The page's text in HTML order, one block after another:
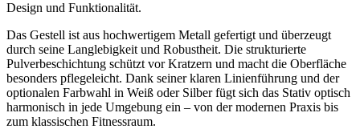
Design und Funktionalität.
Das Gestell ist aus hochwertigem Metall gefertigt und überzeugt
durch seine Langlebigkeit und Robustheit. Die strukturierte
Pulverbeschichtung schützt vor Kratzern und macht die Oberfläche
besonders pflegeleicht. Dank seiner klaren Linienführung und der
optionalen Farbwahl in Weiß oder Silber fügt sich das Stativ optisch
harmonisch in jede Umgebung ein – von der modernen Praxis bis
zum klassischen Fitnessraum.